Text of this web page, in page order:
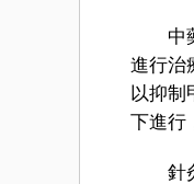
中藥
進行治
以抑制
下進行
針灸